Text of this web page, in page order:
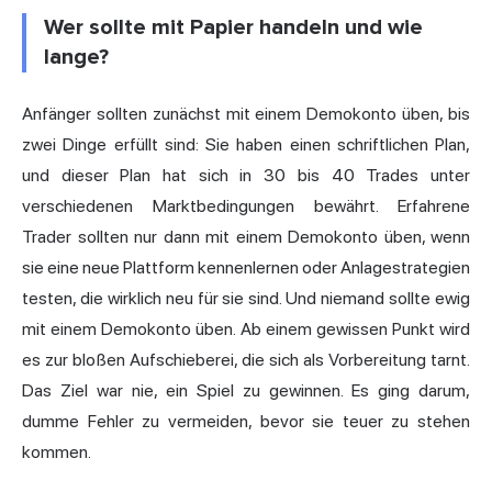
Wer sollte mit Papier handeln und wie
lange?
Anfänger sollten zunächst mit einem Demokonto üben, bis
zwei Dinge erfüllt sind: Sie haben einen schriftlichen Plan,
und dieser Plan hat sich in 30 bis 40 Trades unter
verschiedenen Marktbedingungen bewährt. Erfahrene
Trader sollten nur dann mit einem Demokonto üben, wenn
sie eine neue Plattform kennenlernen oder Anlagestrategien
testen, die wirklich neu für sie sind. Und niemand sollte ewig
mit einem Demokonto üben. Ab einem gewissen Punkt wird
es zur bloßen Aufschieberei, die sich als Vorbereitung tarnt.
Das Ziel war nie, ein Spiel zu gewinnen. Es ging darum,
dumme Fehler zu vermeiden, bevor sie teuer zu stehen
kommen.